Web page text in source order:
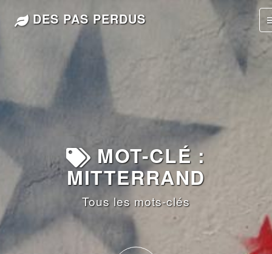
DES PAS PERDUS
MOT-CLÉ :
MITTERRAND
Tous les mots-clés